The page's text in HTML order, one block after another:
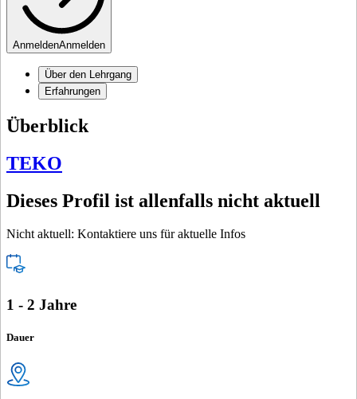
AnmeldenAnmelden
Über den Lehrgang
Erfahrungen
Überblick
TEKO
Dieses Profil ist allenfalls nicht aktuell
Nicht aktuell: Kontaktiere uns für aktuelle Infos
1 - 2 Jahre
Dauer